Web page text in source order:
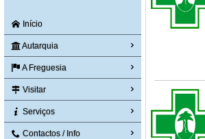
Início
Autarquia
A Freguesia
Visitar
Serviços
Contactos / Info